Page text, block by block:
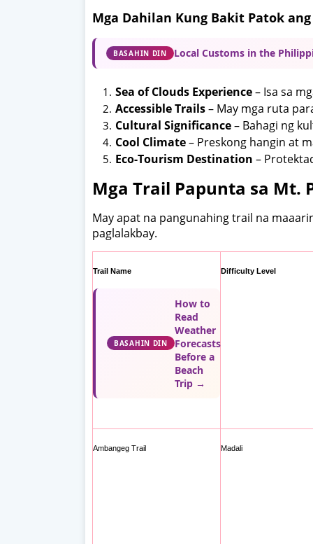
Mga Dahilan Kung Bakit Patok
BASAHIN DIN Local Customs in the
Sea of Clouds Experience– Isa sa
Accessible Trails– May mga ruta
Cultural Significance– Bahagi ng
Cool Climate– Preskong hangin at
Eco-Tourism Destination –
Mga Trail Papunta sa Mt.
May apat na pangunahing trail na
paglalakbay.
Trail Name
BASAHIN DIN
How to
Read
Weather
Forecasts
Before a
Beach
Trip →
Difficulty Level
Ambangeg Trail Madali